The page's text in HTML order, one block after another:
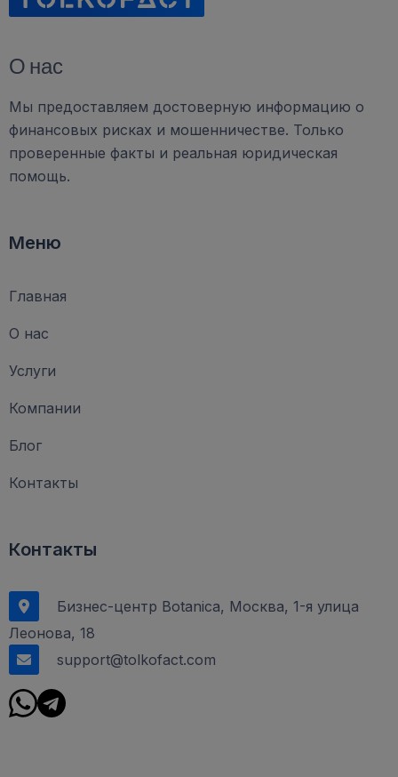
О нас
Мы предоставляем достоверную информацию о
финансовых рисках и мошенничестве. Только
проверенные факты и реальная юридическая
помощь.
Меню
Главная
О нас
Услуги
Компании
Блог
Контакты
Контакты
Бизнес-центр Botanica, Москва, 1-я улица
Леонова, 18
support@tolkofact.com